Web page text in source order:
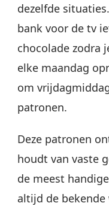
dezelfde
bank voor de tv
chocolade zodra
elke maandag
om
patronen.
Deze patronen
houdt van vaste
de meest
altijd de bekende